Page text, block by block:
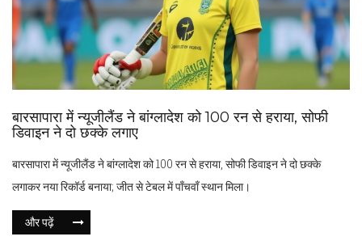
बारसापारा में न्यूजीलैंड ने बांग्लादेश को 100 रन से हराया, सोफी
डिवाइन ने दो छक्के लगाए
बारसापारा में न्यूजीलैंड ने बांग्लादेश को 100 रन से हराया, सोफी डिवाइन ने दो छक्के
लगाकर नया रिकॉर्ड बनाया; जीत से टेबल में पाँचवाँ स्थान मिला।
और पढ़ें